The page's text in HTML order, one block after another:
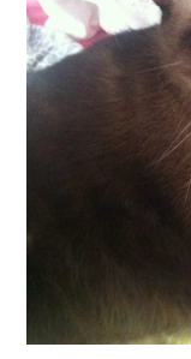
CONTATTI